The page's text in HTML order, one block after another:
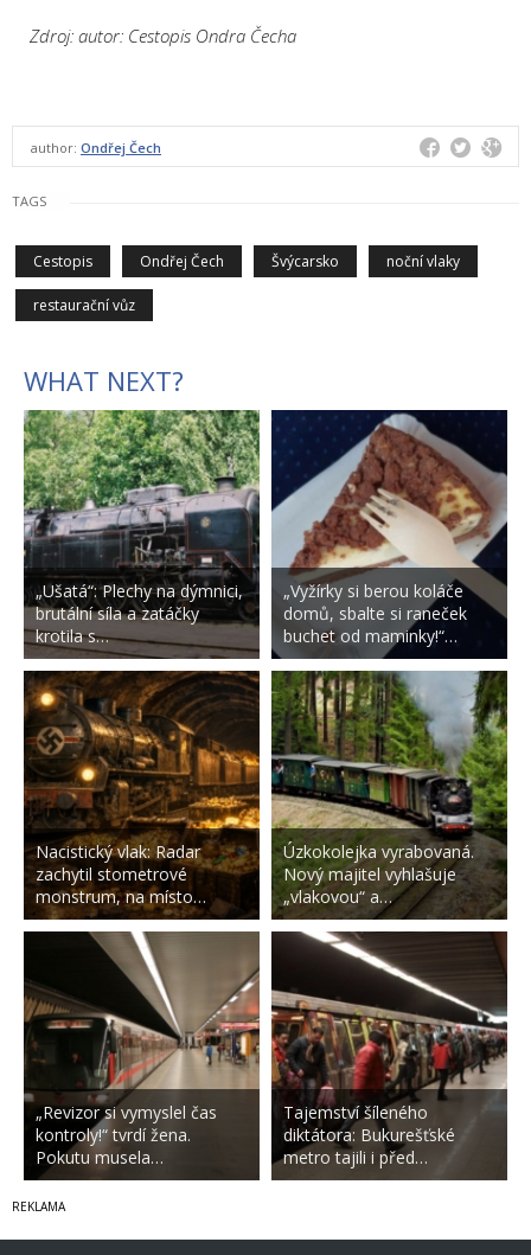
Zdroj: autor: Cestopis Ondra Čecha
author: Ondřej Čech
TAGS
Cestopis Ondřej Čech Švýcarsko noční vlaky
restaurační vůz
WHAT NEXT?
„Ušatá“: Plechy na dýmnici,
brutální síla a zatáčky
krotila s…
Nacistický vlak: Radar
zachytil stometrové
monstrum, na místo…
„Revizor si vymyslel čas
kontroly!“ tvrdí žena.
Pokutu musela…
„Vyžírky si berou koláče
domů, sbalte si raneček
buchet od maminky!“…
Úzkokolejka vyrabovaná.
Nový majitel vyhlašuje
„vlakovou“ a…
Tajemství šíleného
diktátora: Bukurešťské
metro tajili i před…